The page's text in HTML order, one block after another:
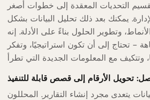
التحديات المعقدة إلى خطوات أصغر
يمكنك بعد ذلك تحليل البيانات بشكل
وتطوير الحلول بناءً على الأدلة. إنه
– تحتاج إلى أن تكون استراتيجيًا، وتفكر
تحويل الأرقام إلى قصص قابلة للتنفيذ
يتعدى مجرد إنشاء التقارير. المحللون